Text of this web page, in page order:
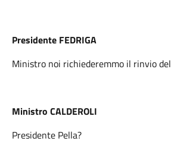
Presidente FEDRIGA
Ministro noi richiederemmo il rinvio
Ministro CALDEROLI
Presidente Pella?